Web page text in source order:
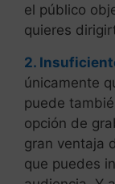
el público
quieres
2.
únicamente
puede
opción de
gran ventaja
que puedes